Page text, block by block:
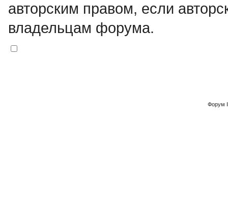
авторским правом, если
владельцам форума.
Форум